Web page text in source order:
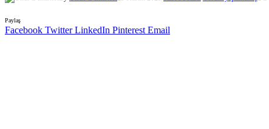
Paylaş
Facebook Twitter LinkedIn Pinterest Email